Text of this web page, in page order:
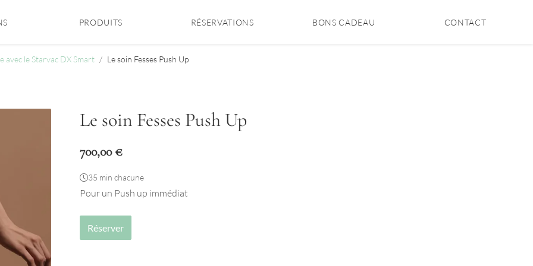
PRODUITS RÉSERVATIONS BONS CADEAU CONTACT
avec le Starvac DX Smart Le soin Fesses Push Up
Le soin Fesses Push Up
700,00€
35 min chacune
Pour un Push up immédiat
Réserver